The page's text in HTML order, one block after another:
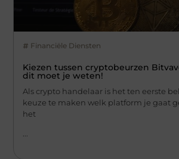
Financiële Diensten
Kiezen tussen cryptobeurzen
dit moet je weten!
Als crypto handelaar is het ten eerste
keuze te maken welk platform je gaat
het
...